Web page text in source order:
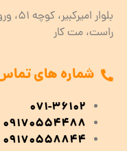
راست، مت کار
شماره های
071-36102
09170554488
09170558844